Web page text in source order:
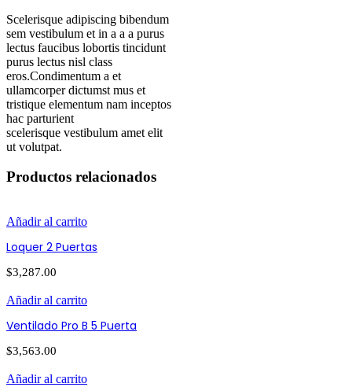
Scelerisque adipiscing bibendum
sem vestibulum et in a a a purus
lectus faucibus lobortis tincidunt
purus lectus nisl class
eros.Condimentum a et
ullamcorper dictumst mus et
tristique elementum nam inceptos
hac parturient
scelerisque vestibulum amet elit
ut volutpat.
Productos relacionados
Añadir al carrito
Loquer 2 Puertas
$3,287.00
Añadir al carrito
Ventilado Pro B 5 Puerta
$3,563.00
Añadir al carrito